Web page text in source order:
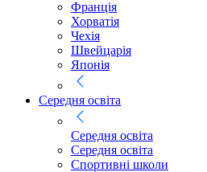
Франція
Хорватія
Чехія
Швейцарія
Японія
Середня освіта
Середня освіта
Середня освіта
Спортивні школи